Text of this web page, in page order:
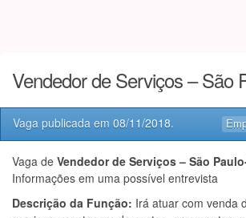
Vendedor de Serviços – São
Vaga publicada em 08/11/2018.
Vaga de Vendedor de Serviços – São
Informações em uma possível entrevista
Descrição da Função: Irá atuar com venda